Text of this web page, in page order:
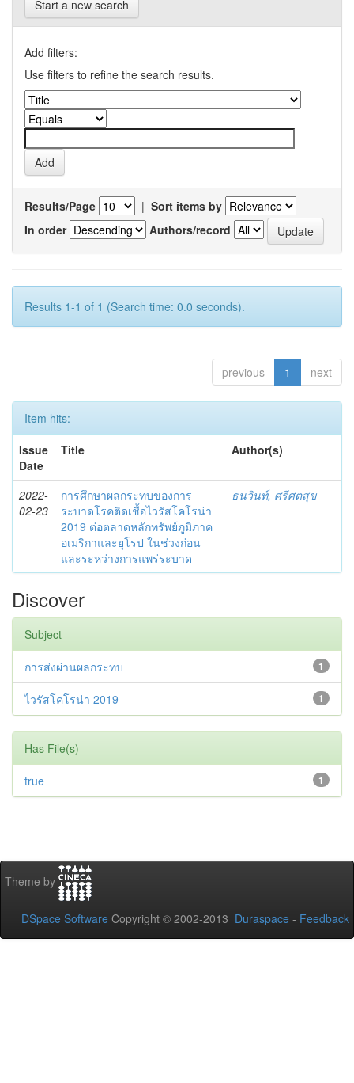
Start a new search
Add filters:
Use filters to refine the search results.
Results/Page | Sort items by
In order
Authors/record
Results 1-1 of 1 (Search time: 0.0 seconds).
previous 1 next
Item hits:
Issue
Date
Title Author(s)
2022-
02-23
การศึกษาผลกระทบของการ
ระบาดโรคติดเชื้อไวรัสโคโรน่า
2019 ต่อตลาดหลักทรัพย์ภูมิภาค
อเมริกาและยุโรป ในช่วงก่อน
และระหว่างการแพร่ระบาด
ธนวินท์, ศรีศตสุข
Discover
Subject
1
การส่งผ่านผลกระทบ
1
ไวรัสโคโรน่า 2019
Has File(s)
1
true
Theme by
DSpace Software Copyright © 2002-2013 Duraspace - Feedback